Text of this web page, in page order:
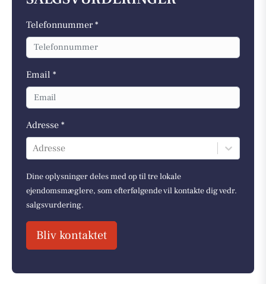
Telefonnummer *
Email *
Adresse *
Adresse
Dine oplysninger deles med op til tre lokale
ejendomsmæglere, som efterfølgende vil kontakte dig vedr.
salgsvurdering.
Bliv kontaktet